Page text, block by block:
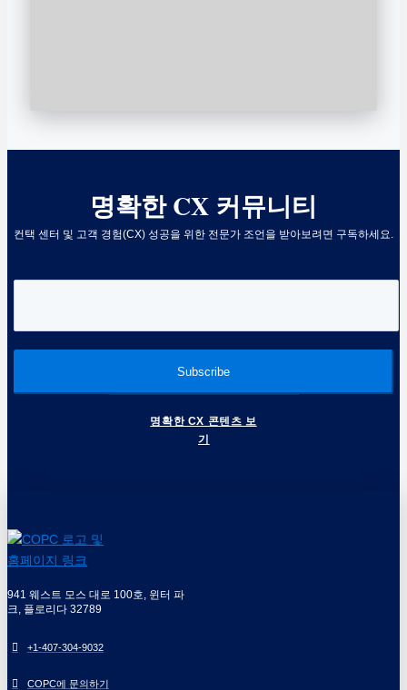
명확한 CX 커뮤니티
컨택 센터 및 고객 경험(CX) 성공을 위한 전문가 조언을 받아보려면 구독하세요.
명확한 CX 콘텐츠 보
기
941 웨스트 모스 대로 100호, 윈터 파
크, 플로리다 32789
+1-407-304-9032
COPC에 문의하기